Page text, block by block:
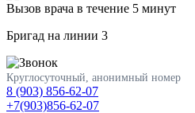
Вызов врача в течение 5 минут
Бригад на линии 3
Круглосуточный, анонимный номер
8 (903) 856-62-07
+7(903)856-62-07